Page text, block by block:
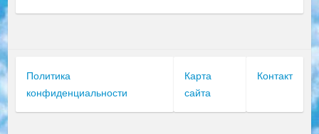
Политика
конфиденциальности
Карта
сайта
Контакт